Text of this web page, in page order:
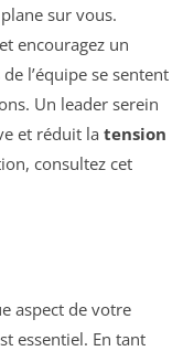
sur vous.
encouragez un
l’équipe se sentent
Un leader serein
et réduit la tension
consultez cet
aspect de votre
essentiel. En tant